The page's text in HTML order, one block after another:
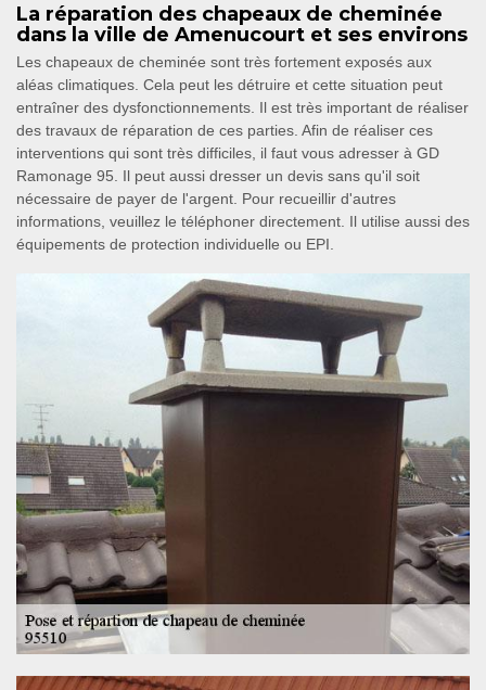
La réparation des chapeaux de cheminée
dans la ville de Amenucourt et ses environs
Les chapeaux de cheminée sont très fortement exposés aux
aléas climatiques. Cela peut les détruire et cette situation peut
entraîner des dysfonctionnements. Il est très important de réaliser
des travaux de réparation de ces parties. Afin de réaliser ces
interventions qui sont très difficiles, il faut vous adresser à GD
Ramonage 95. Il peut aussi dresser un devis sans qu'il soit
nécessaire de payer de l'argent. Pour recueillir d'autres
informations, veuillez le téléphoner directement. Il utilise aussi des
équipements de protection individuelle ou EPI.